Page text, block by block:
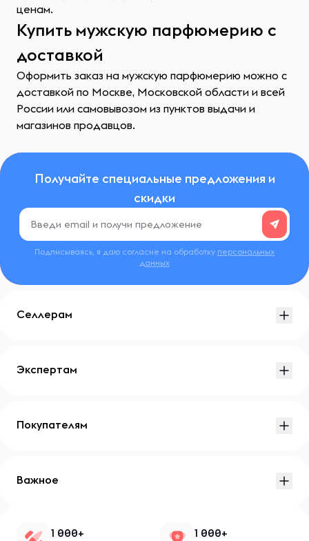
ценам.
Купить мужскую парфюмерию с
доставкой
Оформить заказ на мужскую парфюмерию можно с
доставкой по Москве, Московской области и всей
России или самовывозом из пунктов выдачи и
магазинов продавцов.
Получайте специальные предложения и
скидки
Подписываясь, я даю согласие на обработку персональных
данных
Селлерам
Экспертам
Покупателям
Важное
1 000+ 1 000+